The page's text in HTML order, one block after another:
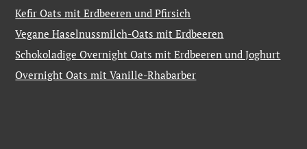
Kefir Oats mit Erdbeeren und Pfirsich
Vegane Haselnussmilch-Oats mit Erdbeeren
Schokoladige Overnight Oats mit Erdbeeren und Joghurt
Overnight Oats mit Vanille-Rhabarber